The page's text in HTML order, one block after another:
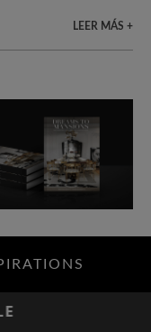
LEER MÁS +